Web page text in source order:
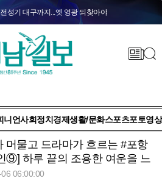
성기 대구까지...옛 영광 되찾아야
니언사회정치 경제생활/문화스포츠포토영상
머물고 드라마가 흐르는 #포항
⑨] 하루 끝의 조용한 여운을 느
때 ‘월포역’
06:00:00